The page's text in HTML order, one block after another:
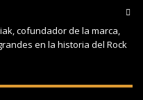
cofundador de la marca,
en la historia del Rock